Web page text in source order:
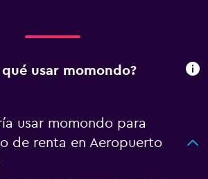
qué usar momondo?
usar momondo para
de renta en Aeropuerto